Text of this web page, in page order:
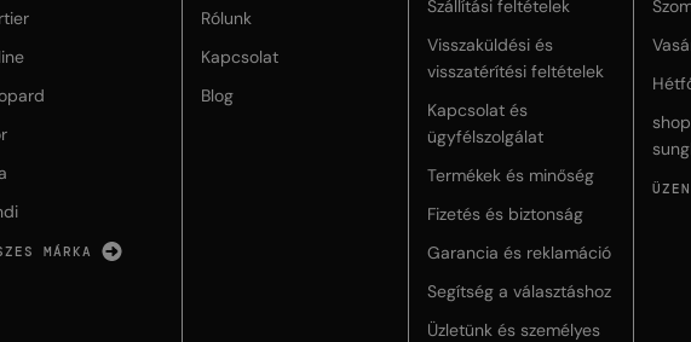
MÁRKA
Rólunk
Kapcsolat
Blog
Szállítási feltételek
Visszaküldési és
visszatérítési feltételek
Kapcsolat és
ügyfélszolgálat
Termékek és minőség
Fizetés és biztonság
Garancia és reklamáció
Segítség a választáshoz
Üzletünk és személyes